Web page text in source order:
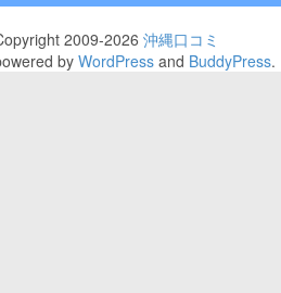
2009-2026 沖縄口コミ
by WordPressand BuddyPress.